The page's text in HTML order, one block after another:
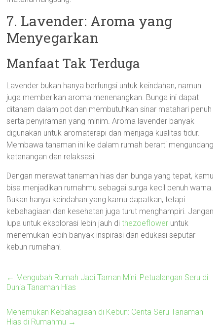
7. Lavender: Aroma yang
Menyegarkan
Manfaat Tak Terduga
Lavender bukan hanya berfungsi untuk keindahan, namun
juga memberikan aroma menenangkan. Bunga ini dapat
ditanam dalam pot dan membutuhkan sinar matahari penuh
serta penyiraman yang minim. Aroma lavender banyak
digunakan untuk aromaterapi dan menjaga kualitas tidur.
Membawa tanaman ini ke dalam rumah berarti mengundang
ketenangan dan relaksasi.
Dengan merawat tanaman hias dan bunga yang tepat, kamu
bisa menjadikan rumahmu sebagai surga kecil penuh warna.
Bukan hanya keindahan yang kamu dapatkan, tetapi
kebahagiaan dan kesehatan juga turut menghampiri. Jangan
lupa untuk eksplorasi lebih jauh dithezoeflower untuk
menemukan lebih banyak inspirasi dan edukasi seputar
kebun rumahan!
← Mengubah Rumah Jadi Taman Mini: Petualangan Seru di
Dunia Tanaman Hias
Menemukan Kebahagiaan di Kebun: Cerita Seru Tanaman
Hias di Rumahmu →